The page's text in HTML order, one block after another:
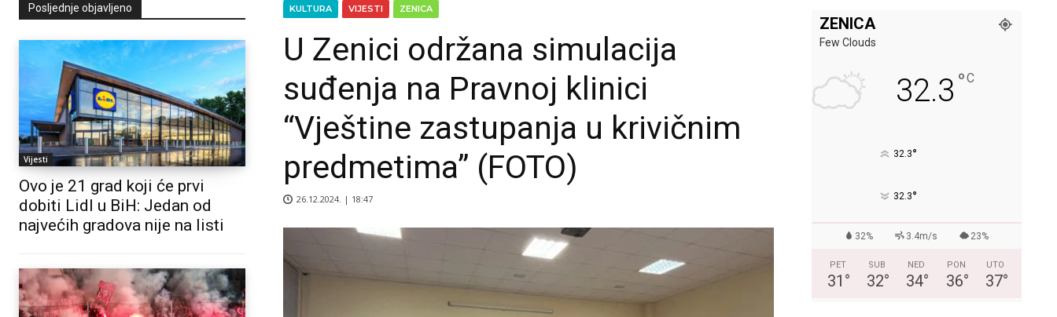
Posljednje objavljeno
Vijesti
Ovo je 21 grad koji će prvi
dobiti Lidl u BiH: Jedan od
najvećih gradova nije na listi
KULTURA VIJESTI ZENICA
U Zenici održana simulacija
suđenja na Pravnoj klinici
“Vještine zastupanja u krivičnim
predmetima” (FOTO)
26.12.2024. | 18:47
ZENICA
Few Clouds
32.3 °C
32.3°
32.3°
32% 3.4m/s 23%
PET
31 °
SUB
32°
NED
34°
PON
36°
UTO
37°